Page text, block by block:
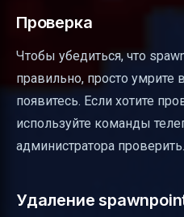
Проверка
Чтобы убедиться, что
правильно, просто умрите
появитесь. Если хотите
используйте команды
администратора проверить.
Удаление